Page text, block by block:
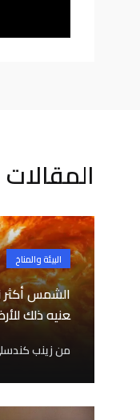
المقالات
البيئة والمناخ
الشمس أكثر
عنيه ذلك
منزينب